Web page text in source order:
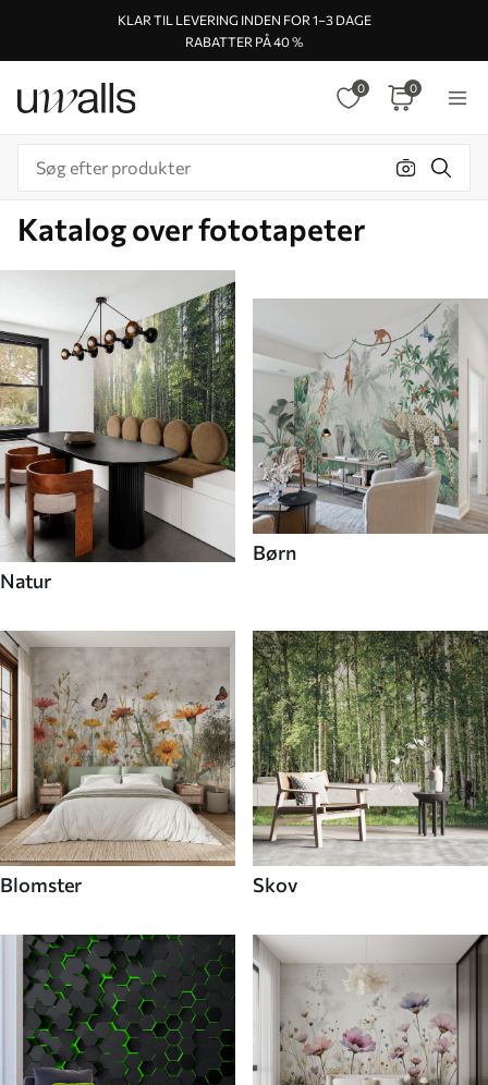
KLAR TIL LEVERING INDEN FOR 1–3 DAGE
RABATTER PÅ 40 %
0 0
Katalog over fototapeter
Natur
Børn
Blomster Skov